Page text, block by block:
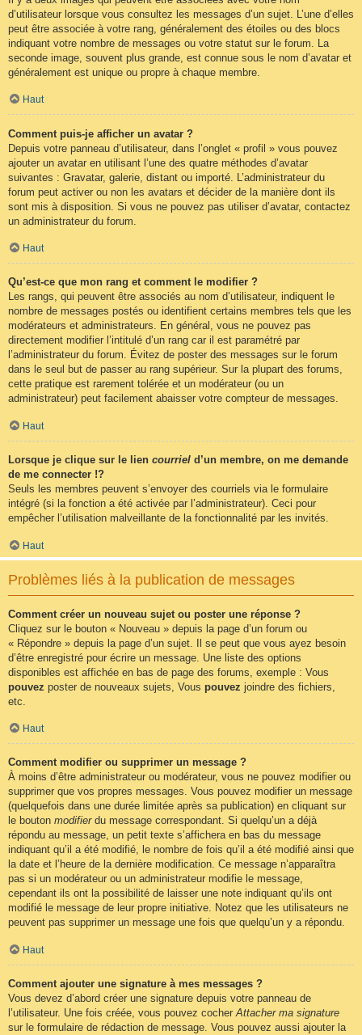
d’utilisateur lorsque vous consultez les messages d’un sujet. L’une d’elles
peut être associée à votre rang, généralement des étoiles ou des blocs
indiquant votre nombre de messages ou votre statut sur le forum. La
seconde image, souvent plus grande, est connue sous le nom d’avatar et
généralement est unique ou propre à chaque membre.
Haut
Comment puis-je afficher un avatar ?
Depuis votre panneau d’utilisateur, dans l’onglet « profil » vous pouvez
ajouter un avatar en utilisant l’une des quatre méthodes d’avatar
suivantes : Gravatar, galerie, distant ou importé. L’administrateur du
forum peut activer ou non les avatars et décider de la manière dont ils
sont mis à disposition. Si vous ne pouvez pas utiliser d’avatar, contactez
un administrateur du forum.
Haut
Qu’est-ce que mon rang et comment le modifier ?
Les rangs, qui peuvent être associés au nom d’utilisateur, indiquent le
nombre de messages postés ou identifient certains membres tels que les
modérateurs et administrateurs. En général, vous ne pouvez pas
directement modifier l’intitulé d’un rang car il est paramétré par
l’administrateur du forum. Évitez de poster des messages sur le forum
dans le seul but de passer au rang supérieur. Sur la plupart des forums,
cette pratique est rarement tolérée et un modérateur (ou un
administrateur) peut facilement abaisser votre compteur de messages.
Haut
Lorsque je clique sur le lien courriel d’un membre, on me demande
de me connecter !?
Seuls les membres peuvent s’envoyer des courriels via le formulaire
intégré (si la fonction a été activée par l’administrateur). Ceci pour
empêcher l’utilisation malveillante de la fonctionnalité par les invités.
Haut
Problèmes liés à la publication de messages
Comment créer un nouveau sujet ou poster une réponse ?
Cliquez sur le bouton « Nouveau » depuis la page d’un forum ou
« Répondre » depuis la page d’un sujet. Il se peut que vous ayez besoin
d’être enregistré pour écrire un message. Une liste des options
disponibles est affichée en bas de page des forums, exemple : Vous
pouvez poster de nouveaux sujets, Vous pouvez joindre des fichiers,
etc.
Haut
Comment modifier ou supprimer un message ?
À moins d’être administrateur ou modérateur, vous ne pouvez modifier ou
supprimer que vos propres messages. Vous pouvez modifier un message
(quelquefois dans une durée limitée après sa publication) en cliquant sur
le bouton modifierdu message correspondant. Si quelqu’un a déjà
répondu au message, un petit texte s’affichera en bas du message
indiquant qu’il a été modifié, le nombre de fois qu’il a été modifié ainsi que
la date et l’heure de la dernière modification. Ce message n’apparaîtra
pas si un modérateur ou un administrateur modifie le message,
cependant ils ont la possibilité de laisser une note indiquant qu’ils ont
modifié le message de leur propre initiative. Notez que les utilisateurs ne
peuvent pas supprimer un message une fois que quelqu’un y a répondu.
Haut
Comment ajouter une signature à mes messages ?
Vous devez d’abord créer une signature depuis votre panneau de
l’utilisateur. Une fois créée, vous pouvez cocherAttacher ma signature
sur le formulaire de rédaction de message. Vous pouvez aussi ajouter la